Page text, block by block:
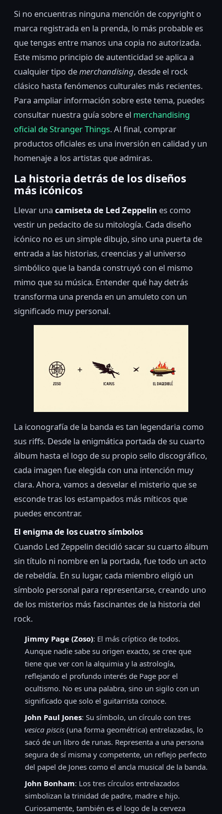
Si no encuentras ninguna mención de copyright o
marca registrada en la prenda, lo más probable es
que tengas entre manos una copia no autorizada.
Este mismo principio de autenticidad se aplica a
cualquier tipo demerchandising, desde el rock
clásico hasta fenómenos culturales más recientes.
Para ampliar información sobre este tema, puedes
consultar nuestra guía sobre el merchandising
oficial de Stranger Things. Al final, comprar
productos oficiales es una inversión en calidad y un
homenaje a los artistas que admiras.
La historia detrás de los diseños
más icónicos
Llevar una camiseta de Led Zeppelin es como
vestir un pedacito de su mitología. Cada diseño
icónico no es un simple dibujo, sino una puerta de
entrada a las historias, creencias y al universo
simbólico que la banda construyó con el mismo
mimo que su música. Entender qué hay detrás
transforma una prenda en un amuleto con un
significado muy personal.
La iconografía de la banda es tan legendaria como
sus riffs. Desde la enigmática portada de su cuarto
álbum hasta el logo de su propio sello discográfico,
cada imagen fue elegida con una intención muy
clara. Ahora, vamos a desvelar el misterio que se
esconde tras los estampados más míticos que
puedes encontrar.
El enigma de los cuatro símbolos
Cuando Led Zeppelin decidió sacar su cuarto álbum
sin título ni nombre en la portada, fue todo un acto
de rebeldía. En su lugar, cada miembro eligió un
símbolo personal para representarse, creando uno
de los misterios más fascinantes de la historia del
rock.
Jimmy Page (Zoso): El más críptico de todos.
Aunque nadie sabe su origen exacto, se cree que
tiene que ver con la alquimia y la astrología,
reflejando el profundo interés de Page por el
ocultismo. No es una palabra, sino un sigilo con un
significado que solo el guitarrista conoce.
John Paul Jones: Su símbolo, un círculo con tres
vesica piscis (una forma geométrica) entrelazadas, lo
sacó de un libro de runas. Representa a una persona
segura de sí misma y competente, un reflejo perfecto
del papel de Jones como el ancla musical de la banda.
John Bonham: Los tres círculos entrelazados
simbolizan la trinidad de padre, madre e hijo.
Curiosamente, también es el logo de la cerveza